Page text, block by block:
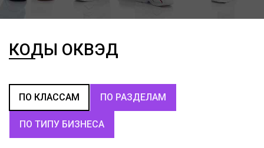
КОДЫ ОКВЭД
ПО КЛАССАМ ПО РАЗДЕЛАМ
ПО ТИПУ БИЗНЕСА